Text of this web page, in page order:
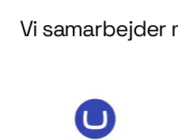
Vi samarbejder